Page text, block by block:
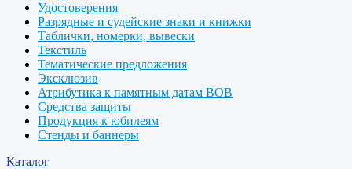
Удостоверения
Разрядные и судейские знаки и книжки
Таблички, номерки, вывески
Текстиль
Тематические предложения
Эксклюзив
Атрибутика к памятным датам ВОВ
Средства защиты
Продукция к юбилеям
Стенды и баннеры
Каталог